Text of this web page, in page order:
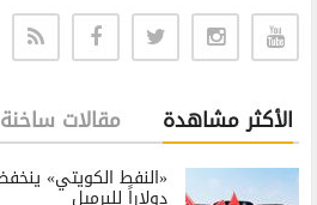
الأكثر مشاهدة مقالات ساخنة
دولاراً للبرميل